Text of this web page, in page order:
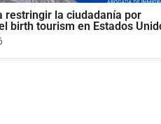
restringir la ciudadanía por
birth tourism en Estados